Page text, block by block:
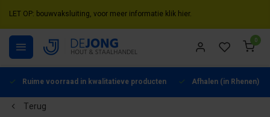
LET OP: bouwvaksluiting, voor meer informatie klik hier.
0
Ruime voorraad in kwalitatieve producten Afhalen (in Rhenen)
Terug